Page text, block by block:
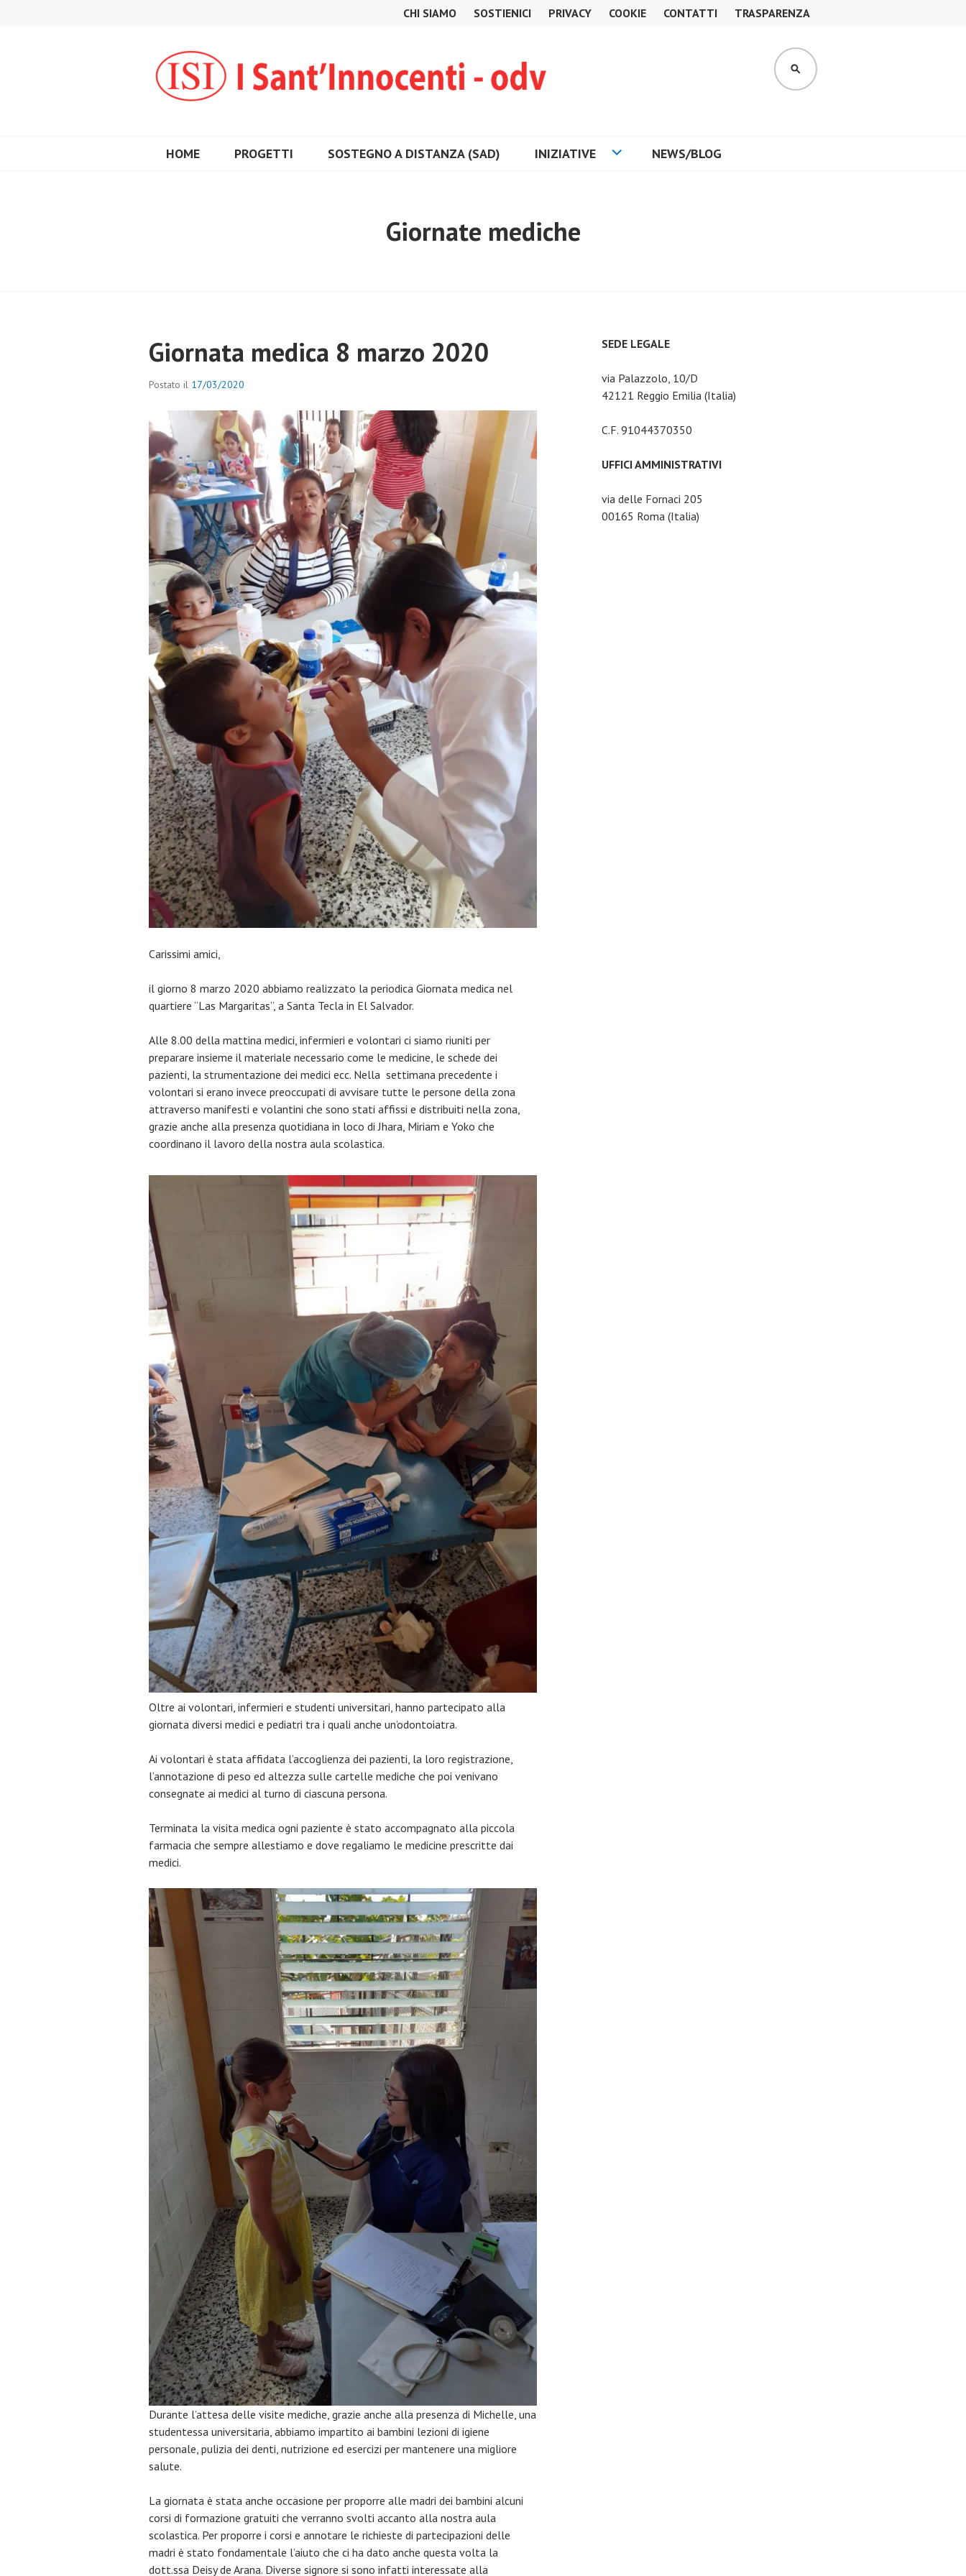
CHI SIAMO SOSTIENICI PRIVACY COOKIE CONTATTI TRASPARENZA
CERCA
HOME PROGETTI SOSTEGNO A DISTANZA (SAD) INIZIATIVE NEWS/BLOG
Giornate mediche
Giornata medica 8 marzo 2020
Postato il 17/03/2020
Carissimi amici,
il giorno 8 marzo 2020 abbiamo realizzato la periodica Giornata medica nel
quartiere “Las Margaritas”, a Santa Tecla in El Salvador.
Alle 8.00 della mattina medici, infermieri e volontari ci siamo riuniti per
preparare insieme il materiale necessario come le medicine, le schede dei
pazienti, la strumentazione dei medici ecc. Nella settimana precedente i
volontari si erano invece preoccupati di avvisare tutte le persone della zona
attraverso manifesti e volantini che sono stati affissi e distribuiti nella zona,
grazie anche alla presenza quotidiana in loco di Jhara, Miriam e Yoko che
coordinano il lavoro della nostra aula scolastica.
Oltre ai volontari, infermieri e studenti universitari, hanno partecipato alla
giornata diversi medici e pediatri tra i quali anche un’odontoiatra.
Ai volontari è stata affidata l’accoglienza dei pazienti, la loro registrazione,
l’annotazione di peso ed altezza sulle cartelle mediche che poi venivano
consegnate ai medici al turno di ciascuna persona.
Terminata la visita medica ogni paziente è stato accompagnato alla piccola
farmacia che sempre allestiamo e dove regaliamo le medicine prescritte dai
medici.
Durante l’attesa delle visite mediche, grazie anche alla presenza di Michelle, una
studentessa universitaria, abbiamo impartito ai bambini lezioni di igiene
personale, pulizia dei denti, nutrizione ed esercizi per mantenere una migliore
salute.
La giornata è stata anche occasione per proporre alle madri dei bambini alcuni
corsi di formazione gratuiti che verranno svolti accanto alla nostra aula
scolastica. Per proporre i corsi e annotare le richieste di partecipazioni delle
madri è stato fondamentale l’aiuto che ci ha dato anche questa volta la
dott.ssa Deisy de Arana. Diverse signore si sono infatti interessate alla
SEDE LEGALE
via Palazzolo, 10/D
42121 Reggio Emilia (Italia)
C.F. 91044370350
UFFICI AMMINISTRATIVI
via delle Fornaci 205
00165 Roma (Italia)